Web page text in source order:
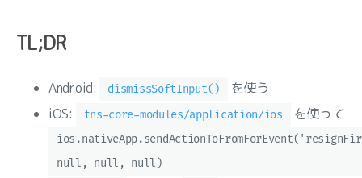
TL;DR
Android: dismissSoftInput()
を使う
iOS:
tns-core-modules/application/ios を使って
null, null, null)